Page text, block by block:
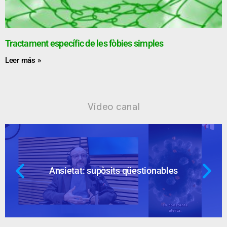
Tractament específic de les fòbies simples
Leer más »
Vídeo canal
Ansietat: supòsits qüestionables